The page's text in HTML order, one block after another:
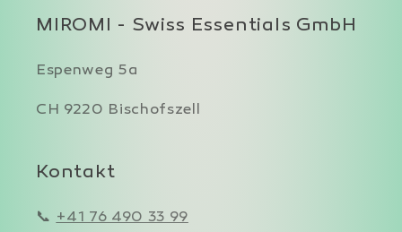
MIROMI - Swiss Essentials GmbH
Espenweg 5a
CH 9220 Bischofszell
Kontakt
📞+41 76 490 33 99